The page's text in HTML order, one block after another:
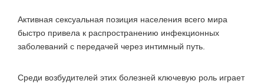
Активная сексуальная позиция населения всего мира
быстро привела к распространению инфекционных
заболеваний с передачей через интимный путь.
Среди возбудителей этих болезней ключевую роль играет